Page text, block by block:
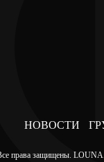
НОВОСТИ
права защищены. LOUNA.